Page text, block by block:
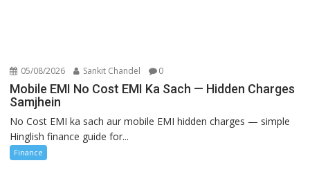
05/08/2026 Sankit Chandel 0
Mobile EMI No Cost EMI Ka Sach — Hidden Charges
Samjhein
No Cost EMI ka sach aur mobile EMI hidden charges — simple
Hinglish finance guide for...
Finance